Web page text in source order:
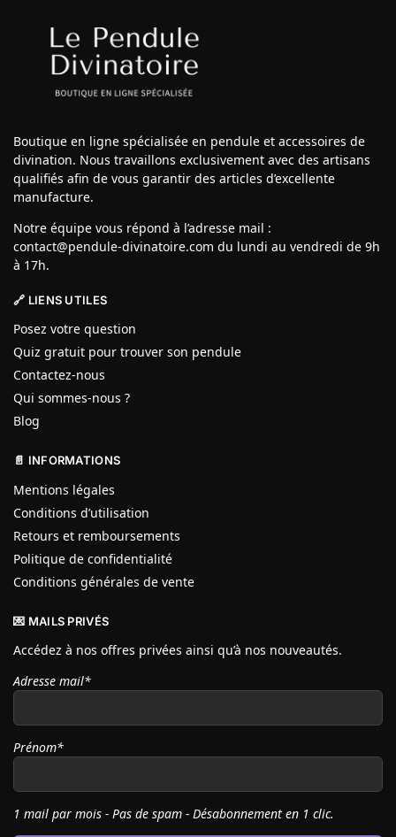
Boutique en ligne spécialisée en pendule et accessoires de
divination. Nous travaillons exclusivement avec des artisans
qualifiés afin de vous garantir des articles d’excellente
manufacture.
Notre équipe vous répond à l’adresse mail :
contact@pendule-divinatoire.com du lundi au vendredi de 9h
à 17h.
🔗 LIENS UTILES
Posez votre question
Quiz gratuit pour trouver son pendule
Contactez-nous
Qui sommes-nous ?
Blog
📄 INFORMATIONS
Mentions légales
Conditions d’utilisation
Retours et remboursements
Politique de confidentialité
Conditions générales de vente
💌 MAILS PRIVÉS
Accédez à nos offres privées ainsi qu’à nos nouveautés.
Adresse mail*
Prénom*
1 mail par mois - Pas de spam - Désabonnement en 1 clic.